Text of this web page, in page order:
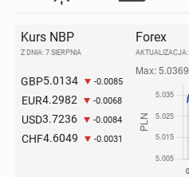
Kurs NBP
Z DNIA: 7 SIERPNIA
GBP5.0134 -0.0085
EUR4.2982 -0.0068
USD3.7236 -0.0084
CHF4.6049 -0.0031
Forex
AKTUALIZACJA: